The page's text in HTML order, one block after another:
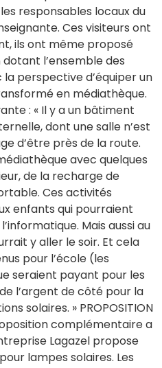
responsables locaux du
Ces visiteurs ont
ils ont même proposé
l’ensemble des
perspective d’équiper un
en médiathèque.
: « Il y a un bâtiment
dont une salle n’est
d’être près de la route.
avec quelques
de la recharge de
Ces activités
enfants qui pourraient
Mais aussi au
y aller le soir. Et cela
pour l’école (les
seraient payant pour les
l’argent de côté pour la
solaires. » PROPOSITION
complémentaire a
Lagazel propose
lampes solaires. Les